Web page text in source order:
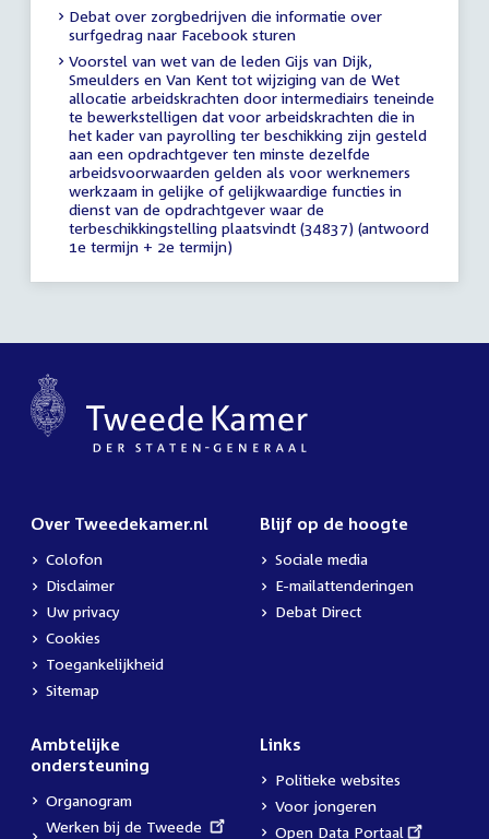
Debat over zorgbedrijven die informatie over
surfgedrag naar Facebook sturen
Voorstel van wet van de leden Gijs van Dijk,
Smeulders en Van Kent tot wijziging van de Wet
allocatie arbeidskrachten door intermediairs teneinde
te bewerkstelligen dat voor arbeidskrachten die in
het kader van payrolling ter beschikking zijn gesteld
aan een opdrachtgever ten minste dezelfde
arbeidsvoorwaarden gelden als voor werknemers
werkzaam in gelijke of gelijkwaardige functies in
dienst van de opdrachtgever waar de
terbeschikkingstelling plaatsvindt (34837) (antwoord
1e termijn + 2e termijn)
Over Tweedekamer.nl
Colofon
Disclaimer
Uw privacy
Cookies
Toegankelijkheid
Sitemap
Blijf op de hoogte
Sociale media
E-mailattenderingen
Debat Direct
Ambtelijke
ondersteuning
Organogram
External
Werken bij de Tweede
Links
Politieke websites
Voor jongeren
External
Open Data Portaal